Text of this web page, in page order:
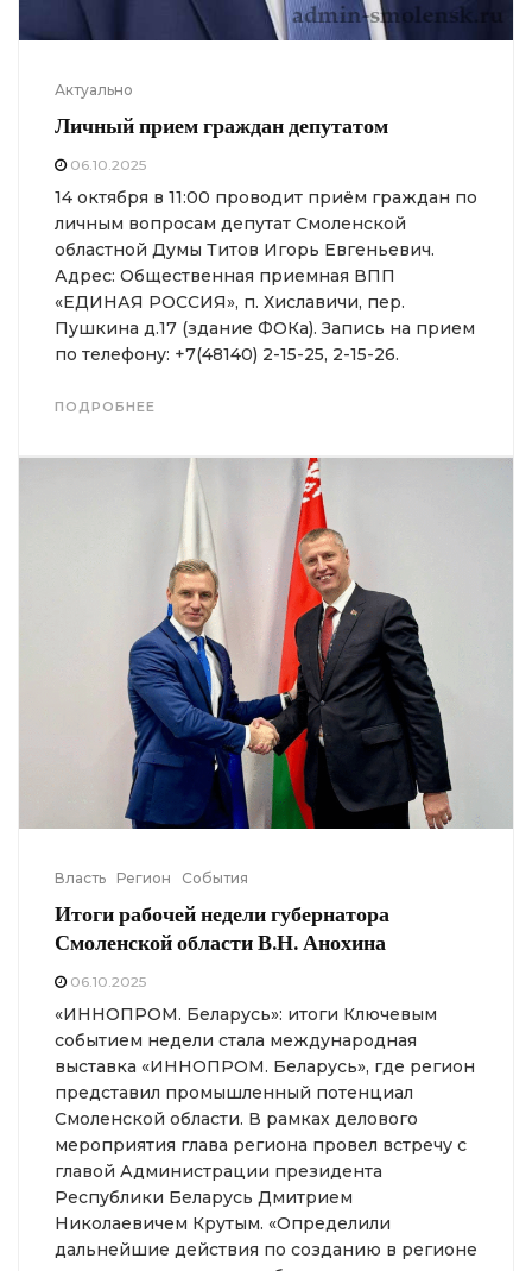
Актуально
Личный прием граждан депутатом
06.10.2025
14 октября в 11:00 проводит приём граждан по
личным вопросам депутат Смоленской
областной Думы Титов Игорь Евгеньевич.
Адрес: Общественная приемная ВПП
«ЕДИНАЯ РОССИЯ», п. Хиславичи, пер.
Пушкина д.17 (здание ФОКа). Запись на прием
по телефону: +7(48140) 2-15-25, 2-15-26.
ПОДРОБНЕЕ
Власть Регион События
Итоги рабочей недели губернатора
Смоленской области В.Н. Анохина
06.10.2025
«ИННОПРОМ. Беларусь»: итоги Ключевым
событием недели стала международная
выставка «ИННОПРОМ. Беларусь», где регион
представил промышленный потенциал
Смоленской области. В рамках делового
мероприятия глава региона провел встречу с
главой Администрации президента
Республики Беларусь Дмитрием
Николаевичем Крутым. «Определили
дальнейшие действия по созданию в регионе